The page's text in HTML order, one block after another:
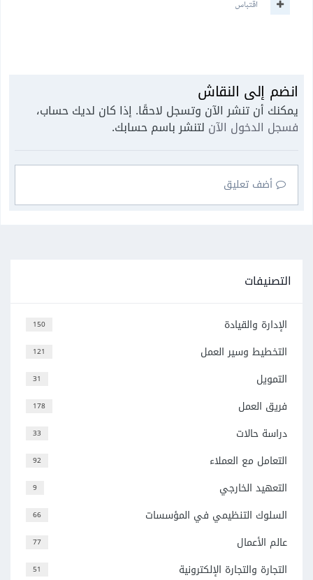
اقتباس
انضم إلى النقاش
يمكنك أن تنشر الآن وتسجل لاحقًا. إذا كان لديك حساب،
فسجل الدخول الآن لتنشر باسم حسابك.
أضف تعليق
التصنيفات
150 الإدارة والقيادة
121 التخطيط وسير العمل
31 التمويل
178 فريق العمل
33 دراسة حالات
92 التعامل مع العملاء
9 التعهيد الخارجي
66 السلوك التنظيمي في المؤسسات
77 عالم الأعمال
51 التجارة والتجارة الإلكترونية